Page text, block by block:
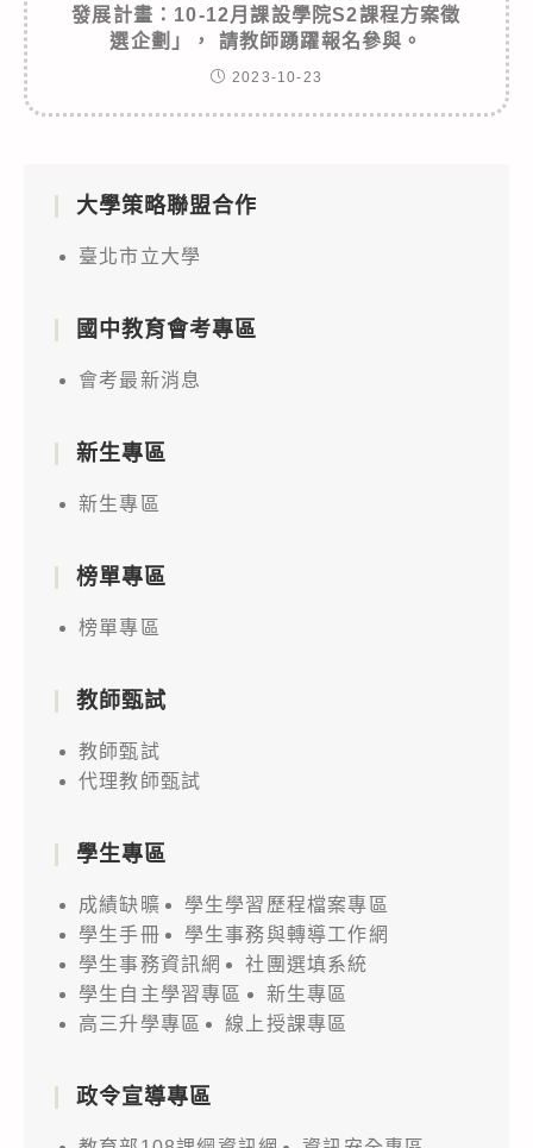
發展計畫：10-12月課設學院S2課程方案徵
選企劃」， 請教師踴躍報名參與。
2023-10-23
大學策略聯盟合作
臺北市立大學
國中教育會考專區
會考最新消息
新生專區
新生專區
榜單專區
榜單專區
教師甄試
教師甄試
代理教師甄試
學生專區
成績缺曠
學生學習歷程檔案專區
學生手冊
學生事務與轉導工作網
學生事務資訊網
社團選填系統
學生自主學習專區
新生專區
高三升學專區
線上授課專區
政令宣導專區